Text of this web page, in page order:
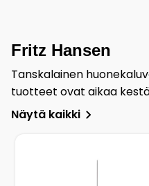
Fritz Hansen
Tanskalainen
tuotteet ovat aikaa
Näytä kaikki